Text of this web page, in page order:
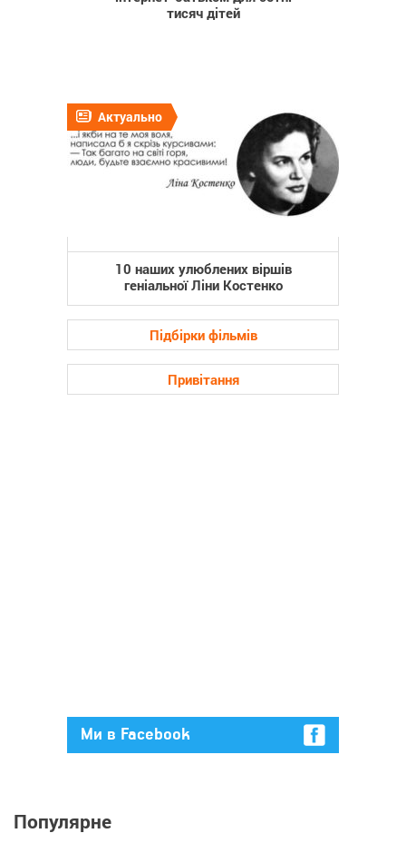
тисяч дітей
Актуально
10 наших улюблених віршів
геніальної Ліни Костенко
Підбірки фільмів
Привітання
Ми в Facebook
Популярне